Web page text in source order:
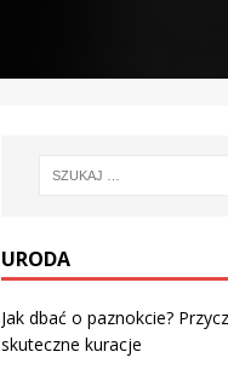
URODA
Jak dbać o paznokcie?
skuteczne kuracje